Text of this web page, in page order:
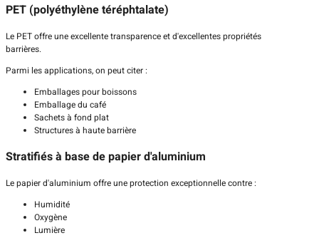
PET (polyéthylène téréphtalate)
Le PET offre une excellente transparence et d'excellentes propriétés
barrières.
Parmi les applications, on peut citer :
Emballages pour boissons
Emballage du café
Sachets à fond plat
Structures à haute barrière
Stratifiés à base de papier d'aluminium
Le papier d'aluminium offre une protection exceptionnelle contre :
Humidité
Oxygène
Lumière